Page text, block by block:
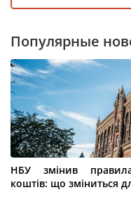
Популярные
НБУ змінив
коштів: що зміниться